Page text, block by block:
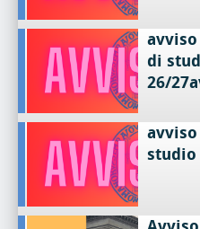
di
26/
studio